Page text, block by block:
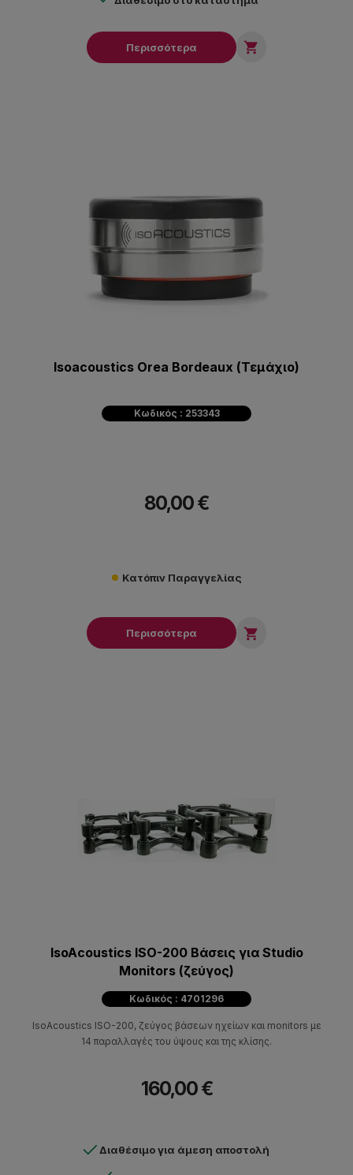
Περισσότερα 
Isoacoustics Orea Bordeaux (Τεμάχιο)
Κωδικός : 253343
80,00 €
Κατόπιν Παραγγελίας
Περισσότερα 
IsoAcoustics ISO-200 Βάσεις για Studio
Monitors (ζεύγος)
Κωδικός : 4701296
IsoAcoustics ISO-200, ζεύγος βάσεων ηχείων και monitors με
14 παραλλαγές του ύψους και της κλίσης.
160,00 €
Διαθέσιμο για άμεση αποστολή